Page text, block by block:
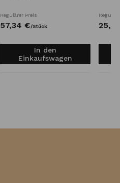
Regulärer Preis
57,34 €/Stück
In den
Einkaufswagen
25,